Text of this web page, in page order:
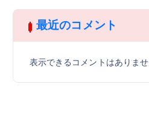
最近のコメント
表示できるコメントはありませ